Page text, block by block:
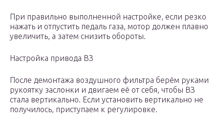
При правильно выполненной настройке, если резко
нажать и отпустить педаль газа, мотор должен плавно
увеличить, а затем снизить обороты.
Настройка привода ВЗ
После демонтажа воздушного фильтра берём руками
рукоятку заслонки и двигаем её от себя, чтобы ВЗ
стала вертикально. Если установить вертикально не
получилось, приступаем к регулировке.